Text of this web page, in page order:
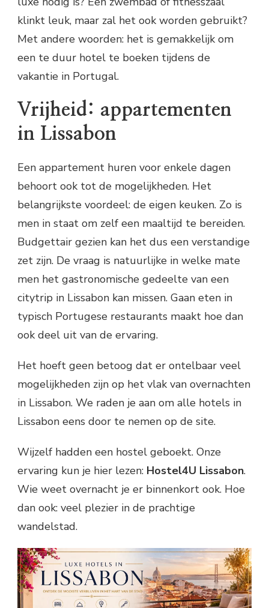
klinkt leuk, maar zal het ook worden gebruikt?
Met andere woorden: het is gemakkelijk om
een te duur hotel te boeken tijdens de
vakantie in Portugal.
Vrijheid: appartementen
in Lissabon
Een appartement huren voor enkele dagen
behoort ook tot de mogelijkheden. Het
belangrijkste voordeel: de eigen keuken. Zo is
men in staat om zelf een maaltijd te bereiden.
Budgettair gezien kan het dus een verstandige
zet zijn. De vraag is natuurlijke in welke mate
men het gastronomische gedeelte van een
citytrip in Lissabon kan missen. Gaan eten in
typisch Portugese restaurants maakt hoe dan
ook deel uit van de ervaring.
Het hoeft geen betoog dat er ontelbaar veel
mogelijkheden zijn op het vlak van overnachten
in Lissabon. We raden je aan om alle hotels in
Lissabon eens door te nemen op de site.
Wijzelf hadden een hostel geboekt. Onze
ervaring kun je hier lezen: Hostel4U Lissabon.
Wie weet overnacht je er binnenkort ook. Hoe
dan ook: veel plezier in de prachtige
wandelstad.